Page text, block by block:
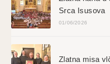
Srca Isusova
01/06/2026
Zlatna misa